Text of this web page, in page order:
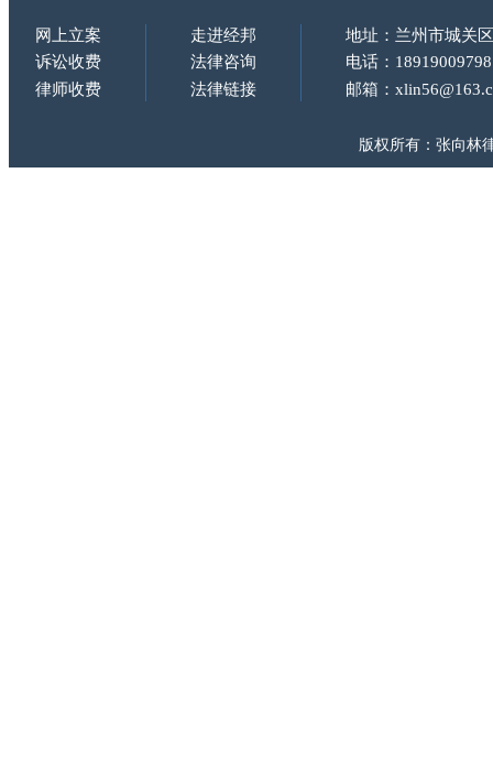
网上立案 走进经邦
地址：兰州市城关
诉讼收费
法律咨询
电话：18919009798
律师收费
法律链接 邮箱：
版权所有：张向林